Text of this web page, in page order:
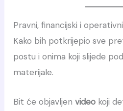
Pravni, financijski i
Kako bih potkrijepio sve
postu i onima koji slijede
materijale.
Bit će objavljen videokoji